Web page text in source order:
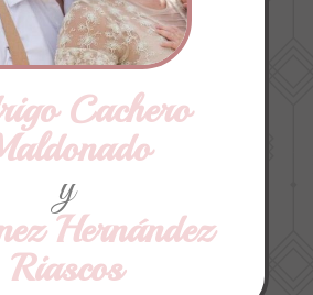
Cachero
y
Hernández
Riascos